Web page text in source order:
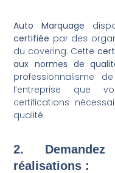
Auto Marquage
certifiée par des
du covering. Cette
aux normes de
professionnalisme
l’entreprise que
certifications
qualité.
2.
réalisations :